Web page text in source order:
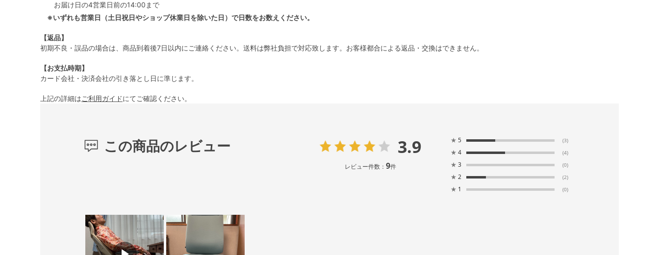
お届け日の4営業日前の14:00まで
※いずれも営業日（土日祝日やショップ休業日を除いた日）で日数をお数えください。
【返品】
初期不良・誤品の場合は、商品到着後7日以内にご連絡ください。送料は弊社負担で対応致します。お客様都合による返品・交換はできません。
【お支払時期】
カード会社・決済会社の引き落とし日に準じます。
上記の詳細はご利用ガイドにてご確認ください。
この商品のレビュー 3.9
レビュー件数： 9件
★ 5 (3)
★ 4 (4)
★ 3 (0)
★ 2 (2)
★ 1 (0)